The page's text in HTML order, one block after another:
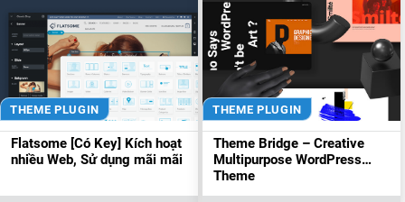
THEME PLUGIN
Flatsome [Có Key] Kích hoạt
nhiều Web, Sử dụng mãi mãi
THEME PLUGIN
Theme Bridge – Creative
Multipurpose WordPress
Theme